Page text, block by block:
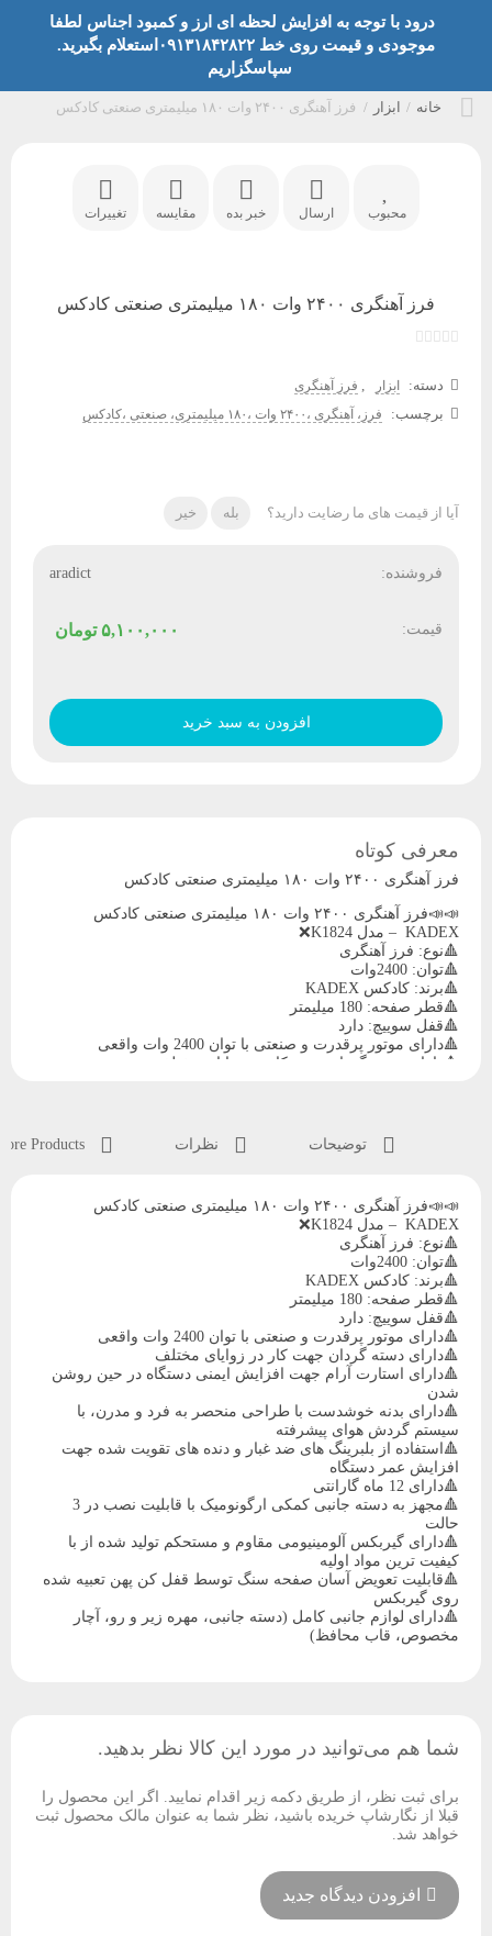
خانه / ابزار / فرز آهنگری ۲۴۰۰ وات ۱۸۰ میلیمتری صنعتی کادکس
محبوب ارسال خبر بده مقایسه تغییرات
فرز آهنگری ۲۴۰۰ وات ۱۸۰ میلیمتری صنعتی کادکس
دسته: ابزار , فرز آهنگری
برچسب: فرز، آهنگری ،۲۴۰۰ وات ،۱۸۰ میلیمتری، صنعتی ،کادکس
آیا از قیمت های ما رضایت دارید؟ بله خیر
فروشنده: aradict
قیمت: تومان۵,۱۰۰,۰۰۰
آهنگری
۲۴۰۰
کادکس
عدد
افزودن به سبد خرید
معرفی کوتاه
فرز آهنگری ۲۴۰۰ وات ۱۸۰ میلیمتری صنعتی کادکس
📣📣فرز آهنگری ۲۴۰۰ وات ۱۸۰ میلیمتری صنعتی کادکس
KADEX – مدل K1824❌
🔺نوع: فرز آهنگری
🔺توان: 2400وات
🔺برند: کادکس KADEX
🔺قطر صفحه: 180 میلیمتر
🔺قفل سوییچ: دارد
🔺دارای موتور پرقدرت و صنعتی با توان 2400 وات واقعی
🔺دارای دسته گردان جهت کار در زوایای مختلف
سیستم گردش هوای پیشرفته
🔺استفاده از بلبرینگ های ضد غبار و دنده های تقویت شده جهت
حالت
🔺دارای گیربکس آلومینیومی مقاوم و مستحکم تولید شده از با
کیفیت ترین مواد اولیه
🔺قابلیت تعویض آسان صفحه سنگ توسط قفل کن پهن تعبیه شده
روی گیربکس
🔺دارای لوازم جانبی کامل (دسته جانبی، مهره زیر و رو، آچار
مخصوص، قاب محافظ)
توضیحات نظرات
📣📣فرز آهنگری ۲۴۰۰ وات ۱۸۰ میلیمتری صنعتی کادکس
KADEX – مدل K1824❌
🔺نوع: فرز آهنگری
🔺توان: 2400وات
🔺برند: کادکس KADEX
🔺قطر صفحه: 180 میلیمتر
🔺قفل سوییچ: دارد
🔺دارای موتور پرقدرت و صنعتی با توان 2400 وات واقعی
🔺دارای دسته گردان جهت کار در زوایای مختلف
🔺دارای استارت آرام جهت افزایش ایمنی دستگاه در حین روشن
شدن
🔺دارای بدنه خوشدست با طراحی منحصر به فرد و مدرن، با
سیستم گردش هوای پیشرفته
🔺استفاده از بلبرینگ های ضد غبار و دنده های تقویت شده جهت
افزایش عمر دستگاه
🔺دارای 12 ماه گارانتی
🔺مجهز به دسته جانبی کمکی ارگونومیک با قابلیت نصب در 3
حالت
🔺دارای گیربکس آلومینیومی مقاوم و مستحکم تولید شده از با
کیفیت ترین مواد اولیه
🔺قابلیت تعویض آسان صفحه سنگ توسط قفل کن پهن تعبیه شده
روی گیربکس
🔺دارای لوازم جانبی کامل (دسته جانبی، مهره زیر و رو، آچار
مخصوص، قاب محافظ)
شما هم می‌توانید در مورد این کالا نظر بدهید.
برای ثبت نظر، از طریق دکمه زیر اقدام نمایید. اگر این محصول را
قبلا از نگارشاپ خریده باشید، نظر شما به عنوان مالک محصول ثبت
خواهد شد.
افزودن دیدگاه جدید
درود با توجه به افزایش لحظه ای ارز و کمبود اجناس لطفا
موجودی و قیمت روی خط ۰۹۱۳۱۸۴۲۸۲۲استعلام بگیرید.
سپاسگزاریم